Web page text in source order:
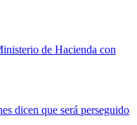
de Hacienda con
dicen que será perseguido